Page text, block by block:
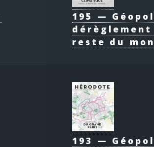
195 —
reste du
193 —